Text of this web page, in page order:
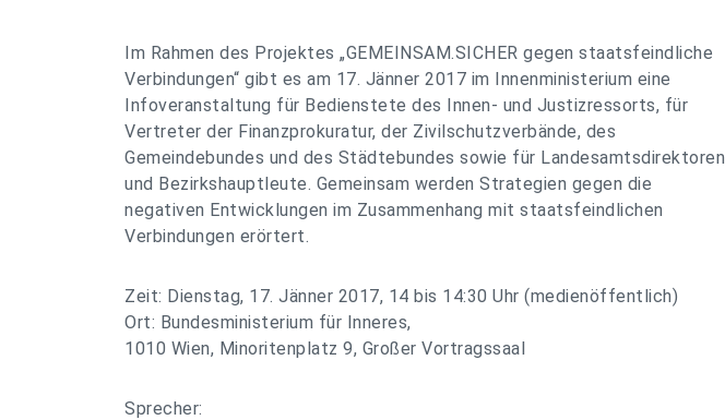
Im Rahmen des Projektes „GEMEINSAM.SICHER gegen staatsfeindliche
Verbindungen“ gibt es am 17. Jänner 2017 im Innenministerium eine
Infoveranstaltung für Bedienstete des Innen- und Justizressorts, für
Vertreter der Finanzprokuratur, der Zivilschutzverbände, des
Gemeindebundes und des Städtebundes sowie für Landesamtsdirektoren
und Bezirkshauptleute. Gemeinsam werden Strategien gegen die
negativen Entwicklungen im Zusammenhang mit staatsfeindlichen
Verbindungen erörtert.
Zeit: Dienstag, 17. Jänner 2017, 14 bis 14:30 Uhr (medienöffentlich)
Ort: Bundesministerium für Inneres,
1010 Wien, Minoritenplatz 9, Großer Vortragssaal
Sprecher: